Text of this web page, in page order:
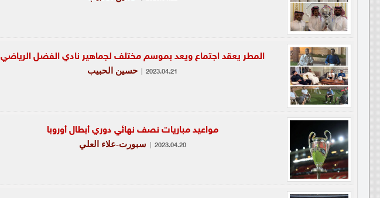
المطر يعقد اجتماع ويعد بموسم مختلف لجماهير نادي الفضل الرياضي
2023.04.21 حسين الحبيب
مواعيد مباريات نصف نهائي دوري أبطال أوروبا
2023.04.20 سبورت-علاء العلي